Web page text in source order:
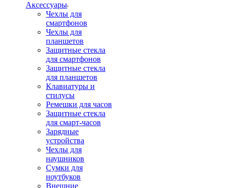
Аксессуары
Чехлы для
смартфонов
Чехлы для
планшетов
Защитные стекла
для смартфонов
Защитные стекла
для планшетов
Клавиатуры и
стилусы
Ремешки для часов
Защитные стекла
для смарт-часов
Зарядные
устройства
Чехлы для
наушников
Сумки для
ноутбуков
Внешние